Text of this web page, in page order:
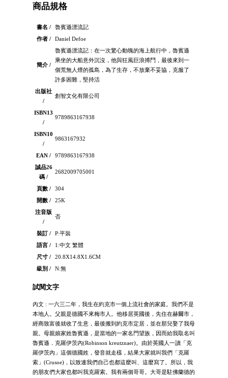
商品規格
書名 /
魯賓遜漂流記
作者 /
Daniel Defoe
簡介 /
魯賓遜漂流記：在一次驚心動魄的海上航行中，魯賓遜
乘坐的大船意外沉沒，他與狂風巨浪搏鬥，最後來到一
個荒無人煙的孤島，為了生存，不放棄不妥協，克服了
許多困難，堅持活
出版社
/
創智文化有限公司
ISBN13
/
9789863167938
ISBN10
/
9863167932
EAN /
9789863167938
誠品26
碼 /
2682009705001
頁數 /
304
開數 /
25K
注音版
/
否
裝訂 /
P:平裝
語言 /
1:中文 繁體
尺寸 /
20.8X14.8X1.6CM
級別 /
N:無
試閱文字
內文 : 一六三二年，我生在約克市一個上流社會的家庭。我們不是
本地人。父親是德國不來梅市人。他移居英國後，先住在赫爾市，
經商致富後就收了生意，最後搬到約克市定居，並在那兒娶了我母
親。母親娘家姓魯賓遜，是當地的一家名門望族，因而給我取名叫
魯賓遜．克羅伊茨內(Robinson kreutznaer)。由於英國人一讀「克
羅伊茨內」這個德國姓，發音就走樣，結果大家就叫我們「克羅
索」(Crusoe)，以致連我們自己也都這麼叫、這麼寫了。所以，我
的朋友們大家也都叫我克羅索。我有兩個哥哥。大哥是駐佛蘭德的